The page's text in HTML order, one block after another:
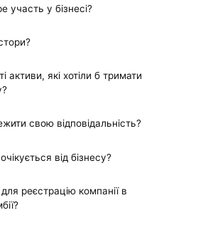
участь у бізнесі?
активи, які хотіли б тримати
свою відповідальність?
від бізнесу?
реєстрацію компанії в